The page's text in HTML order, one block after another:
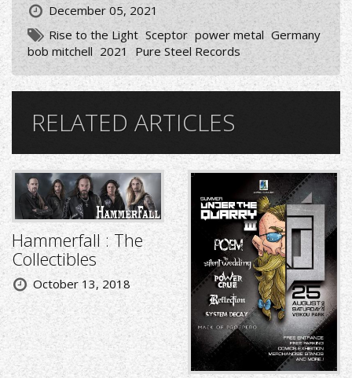
December 05, 2021
Rise to the Light Sceptor power metal Germany
bob mitchell 2021 Pure Steel Records
RELATED ARTICLES
Hammerfall : The
Collectibles
October 13, 2018